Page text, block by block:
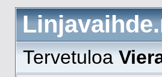
Tervetuloa